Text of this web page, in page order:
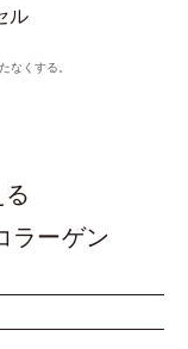
ル
くする。
ラーゲン